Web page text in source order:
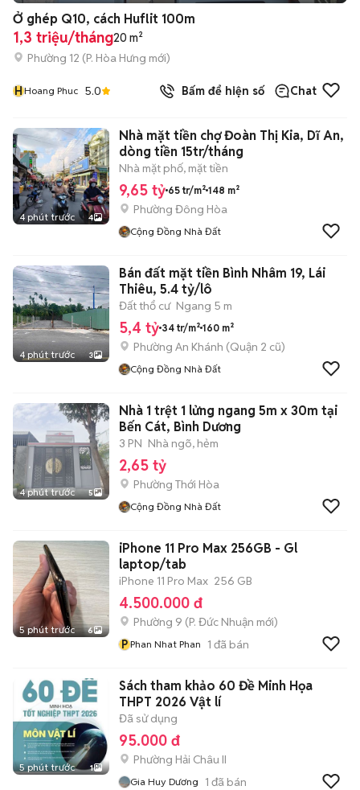
Ở ghép Q10, cách Huflit 100m
1,3 triệu/tháng20 m²
Phường 12 (P. Hòa Hưng mới)
HHoang Phuc 5.0 Bấm để hiện số Chat
4 phút trước 4
Nhà mặt tiền chợ Đoàn Thị Kia, Dĩ An,
dòng tiền 15tr/tháng
Nhà mặt phố, mặt tiền
9,65 tỷ 65 tr/m² 148 m²
Phường Đông Hòa
Cộng Đồng Nhà Đất
4 phút trước 3
Bán đất mặt tiền Bình Nhâm 19, Lái
Thiêu, 5.4 tỷ/lô
Đất thổ cư Ngang 5 m
5,4 tỷ 34 tr/m² 160 m²
Phường An Khánh (Quận 2 cũ)
Cộng Đồng Nhà Đất
4 phút trước 5
Nhà 1 trệt 1 lửng ngang 5m x 30m tại
Bến Cát, Bình Dương
3 PN Nhà ngõ, hẻm
2,65 tỷ
Phường Thới Hòa
Cộng Đồng Nhà Đất
5 phút trước 6
iPhone 11 Pro Max 256GB - Gl
laptop/tab
iPhone 11 Pro Max 256 GB
4.500.000 đ
Phường 9 (P. Đức Nhuận mới)
P Phan Nhat Phan 1 đã bán
5 phút trước 1
Sách tham khảo 60 Đề Minh Họa
THPT 2026 Vật lí
Đã sử dụng
95.000 đ
Phường Hải Châu II
Gia Huy Dương 1 đã bán